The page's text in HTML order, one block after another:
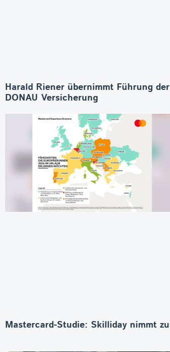
Harald Riener übernimmt Führung der
DONAU Versicherung
Mastercard-Studie: Skilliday nimmt zu